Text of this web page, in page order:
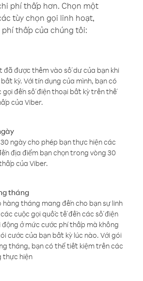
phí thấp hơn. Chọn một
tùy chọn gọi linh hoạt,
thấp của chúng tôi:
đã được thêm vào số dư của bạn khi
kỳ. Với tín dụng của mình, bạn có
gọi đến số điện thoại bất kỳ trên thế
của Viber.
ngày cho phép bạn thực hiện các
địa điểm bạn chọn trong vòng 30
của Viber.
tháng
hàng tháng mang đến cho bạn sự linh
cuộc gọi quốc tế đến các số điện
ở mức cước phí thấp mà không
cước của bạn bất kỳ lúc nào. Với gói
tháng, bạn có thể tiết kiệm trên các
thực hiện